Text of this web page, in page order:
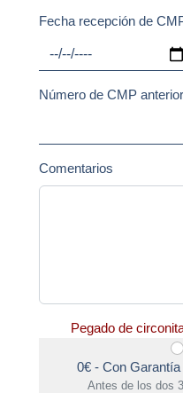
Fecha recepción de
Número de CMP anterior
Comentarios
Descripción
Pegado de
0€ - Con Garantía
Antes de los dos 3